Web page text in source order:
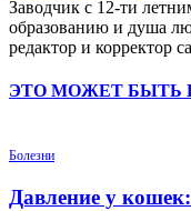
Заводчик c 12-ти
образованию и душа
редактор и корректор
ЭТО МОЖЕТ БЫТЬ
Болезни
Давление у